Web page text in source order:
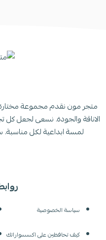
سياسة الخصوصية
كيف تحافظين على اكسسواراتك
متجر مون نقدم مجموعة مختارة
الاناقة والجودة. نسعى لجعل
لمسة ابداعية لكل